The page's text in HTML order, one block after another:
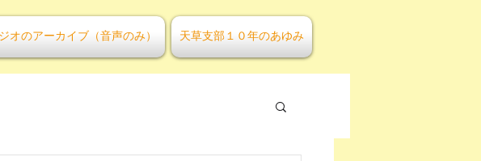
オのアーカイブ（音声のみ） 天草支部１０年のあゆみ